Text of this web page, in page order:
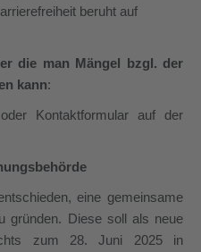
beruht auf
die man Mängel bzgl. der
kann:
Kontaktformular auf der
eine gemeinsame
gründen. Diese soll als neue
zum 28. Juni 2025 in